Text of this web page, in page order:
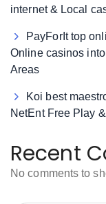
internet & Local
PayForIt top
Online casinos
Areas
Koi best
NetEnt Free Play
Recent
No comments to